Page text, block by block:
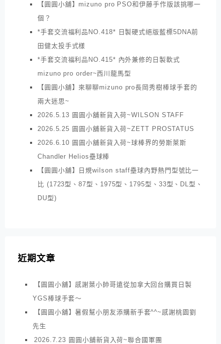
【圓圓小舖】mizuno pro PSO和伊藤手作版該挑哪一
個？
*手套交流福利品NO.418* 日製硬式絕版藍標5DNA前
田健太投手式樣
*手套交流福利品NO.415* 內外兼修的日製軟式
mizuno pro order~西川龍馬型
【圓圓小舖】來聊聊mizuno pro長岡秀樹棒球手套的
兩大迷思~
2026.5.13 圓圓小舖新貨入荷~WILSON STAFF
2026.5.25 圓圓小舖新貨入荷~ZETT PROSTATUS
2026.6.10 圓圓小舖新貨入荷~球棒界的勞斯萊斯
Chandler Helios壘球棒
【圓圓小舖】日規wilson staff壘球內野熱門型號比一
比 (1723型、87型、1975型、1795型、33型、DL型、
DU型)
近期文章
【圓圓小舖】感謝葉小帥哥遠從加拿大回台購買日製
YGS棒球手套～
【圓圓小舖】暑假幫小朋友添購新手套^^~感謝桃園劉
先生
2026.7.23 圓圓小舖新貨入荷~聯合國軍團